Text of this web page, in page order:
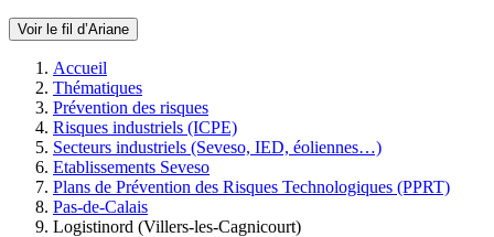
Voir le fil d’Ariane
Accueil
Thématiques
Prévention des risques
Risques industriels (ICPE)
Secteurs industriels (Seveso, IED, éoliennes…)
Etablissements Seveso
Plans de Prévention des Risques Technologiques (PPRT)
Pas-de-Calais
Logistinord (Villers-les-Cagnicourt)